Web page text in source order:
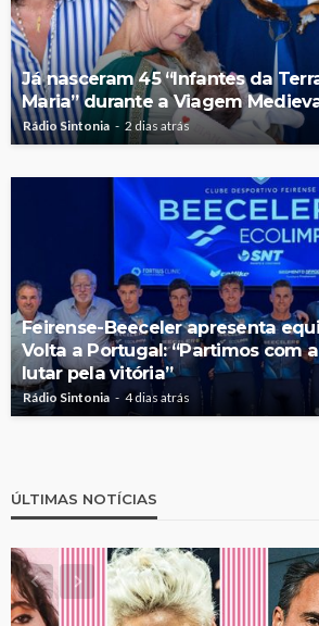
Já nasceram 45 “Infantes da
Maria” durante a Viagem
Rádio Sintonia 2 dias atrás
Feirense-Beeceler apresenta
Volta a Portugal: “Partimos com
lutar pela vitória”
Rádio Sintonia 4 dias atrás
ÚLTIMAS NOTÍCIAS